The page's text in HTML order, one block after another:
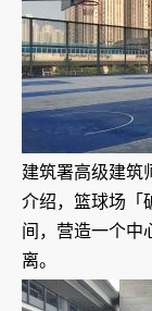
建筑署高级建筑
介绍，篮球场「
间，营造一个中
离。